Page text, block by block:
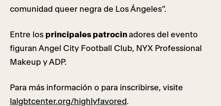
comunidad queer negra de Los Ángeles”.
Entre los principales patrocinadores del evento
figuran Angel City Football Club, NYX Professional
Makeup y ADP.
Para más información o para inscribirse, visite
lalgbtcenter.org/highlyfavored.